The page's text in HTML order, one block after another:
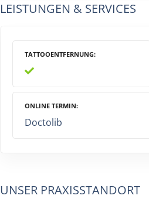
LEISTUNGEN & SERVICES
TATTOOENTFERNUNG
ONLINE TERMIN
Doctolib
UNSER PRAXISSTANDORT